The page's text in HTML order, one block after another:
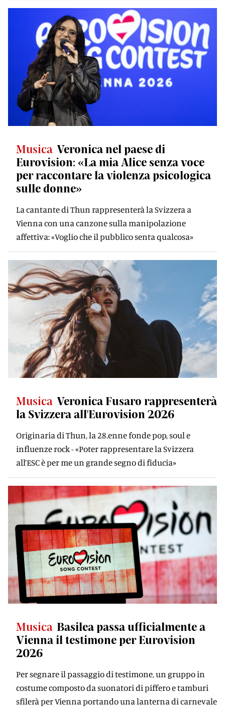
Musica Veronica nel paese di
Eurovision: «La mia Alice senza voce
per raccontare la violenza psicologica
sulle donne»
La cantante di Thun rappresenterà la Svizzera a
Vienna con una canzone sulla manipolazione
affettiva: «Voglio che il pubblico senta qualcosa»
Musica Veronica Fusaro rappresenterà
la Svizzera all'Eurovision 2026
Originaria di Thun, la 28.enne fonde pop, soul e
influenze rock - «Poter rappresentare la Svizzera
all’ESC è per me un grande segno di fiducia»
Musica Basilea passa ufficialmente a
Vienna il testimone per Eurovision
2026
Per segnare il passaggio di testimone, un gruppo in
costume composto da suonatori di piffero e tamburi
sfilerà per Vienna portando una lanterna di carnevale